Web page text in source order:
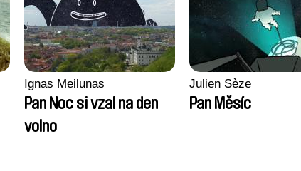
Ignas Meilunas
Pan Noc si vzal na den
volno
Julien Sèze
Pan Měsíc